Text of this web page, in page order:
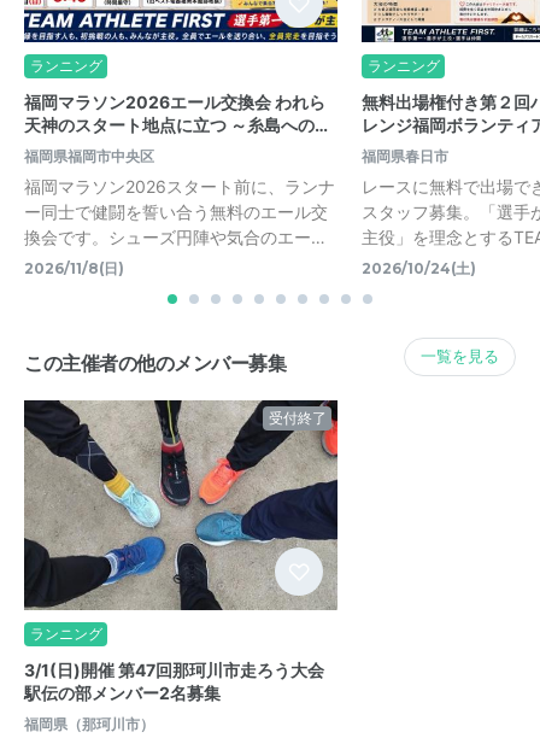
ランニング
福岡マラソン2026エール交換会 われら
天神のスタート地点に立つ ～糸島への…
福岡県福岡市中央区
福岡マラソン2026スタート前に、ランナ
ー同士で健闘を誓い合う無料のエール交
換会です。シューズ円陣や気合のエー…
2026/11/8(日)
ランニング
無料出場権付き第２回
レンジ福岡ボランティ
福岡県春日市
レースに無料で出場で
スタッフ募集。「選手
主役」を理念とする
2026/10/24(土)
この主催者の他のメンバー募集 一覧を見る
受付終了
ランニング
3/1(日)開催 第47回那珂川市走ろう大会
駅伝の部メンバー2名募集
福岡県（那珂川市）